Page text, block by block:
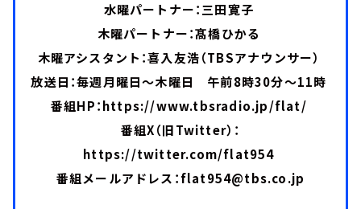
水曜パートナー：三田寛子
木曜パートナー：髙橋ひかる
木曜アシスタント：喜入友浩（TBSアナウンサー）
放送日：毎週月曜日～木曜日 午前8時30分～11時
番組HP：https://www.tbsradio.jp/flat/
番組X（旧Twitter）：
https://twitter.com/flat954
番組メールアドレス：flat954@tbs.co.jp